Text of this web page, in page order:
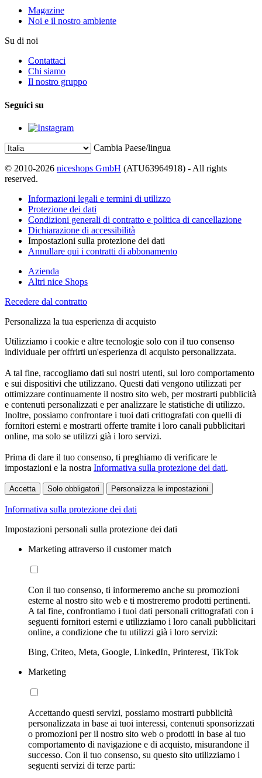
Magazine
Noi e il nostro ambiente
Su di noi
Contattaci
Chi siamo
Il nostro gruppo
Seguici su
Cambia Paese/lingua
© 2010-2026 niceshops GmbH (ATU63964918) - All rights
reserved.
Informazioni legali e termini di utilizzo
Protezione dei dati
Condizioni generali di contratto e politica di cancellazione
Dichiarazione di accessibilità
Impostazioni sulla protezione dei dati
Annullare qui i contratti di abbonamento
Azienda
Altri nice Shops
Recedere dal contratto
Personalizza la tua esperienza di acquisto
Utilizziamo i cookie e altre tecnologie solo con il tuo consenso
individuale per offrirti un'esperienza di acquisto personalizzata.
A tal fine, raccogliamo dati sui nostri utenti, sul loro comportamento
e sui dispositivi che utilizzano. Questi dati vengono utilizzati per
ottimizzare continuamente il nostro sito web, per mostrarti pubblicità
e contenuti personalizzati e per analizzare le statistiche di utilizzo.
Inoltre, possiamo confrontare i tuoi dati crittografati con quelli di
fornitori esterni e mostrarti offerte tramite i loro canali pubblicitari
online, ma solo se utilizzi già i loro servizi.
Prima di dare il tuo consenso, ti preghiamo di verificare le
impostazioni e la nostra Informativa sulla protezione dei dati.
Accetta Solo obbligatori Personalizza le impostazioni
Informativa sulla protezione dei dati
Impostazioni personali sulla protezione dei dati
Marketing attraverso il customer match
Con il tuo consenso, ti informeremo anche su promozioni
esterne al nostro sito web e ti mostreremo prodotti pertinenti.
A tal fine, confrontiamo i tuoi dati personali crittografati con i
seguenti fornitori esterni e utilizziamo i loro canali pubblicitari
online, a condizione che tu utilizzi già i loro servizi:
Bing, Criteo, Meta, Google, LinkedIn, Printerest, TikTok
Marketing
Accettando questi servizi, possiamo mostrarti pubblicità
personalizzata in base ai tuoi interessi, contenuti sponsorizzati
o promozioni per il nostro sito web o prodotti in base al tuo
comportamento di navigazione e di acquisto, misurandone il
successo. Con il tuo consenso, su questo sito utilizziamo i
seguenti servizi di terze parti: